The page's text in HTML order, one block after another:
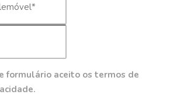
formulário aceito os termos de